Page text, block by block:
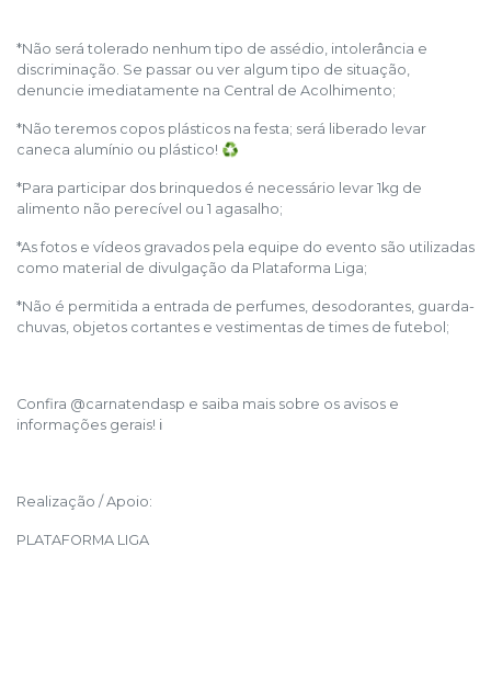
*Não será tolerado nenhum tipo de assédio, intolerância e
discriminação. Se passar ou ver algum tipo de situação,
denuncie imediatamente na Central de Acolhimento;
*Não teremos copos plásticos na festa; será liberado levar
caneca alumínio ou plástico! ♻
*Para participar dos brinquedos é necessário levar 1kg de
alimento não perecível ou 1 agasalho;
*As fotos e vídeos gravados pela equipe do evento são utilizadas
como material de divulgação da Plataforma Liga;
*Não é permitida a entrada de perfumes, desodorantes, guarda-
chuvas, objetos cortantes e vestimentas de times de futebol;
Confira @carnatendasp e saiba mais sobre os avisos e
informações gerais! ℹ
Realização / Apoio:
PLATAFORMA LIGA